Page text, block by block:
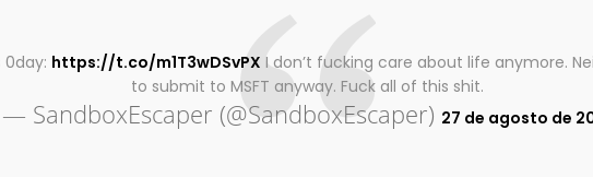
0day: https://t.co/m1T3wDSvPX I don’t fucking care about life anymore.
to submit to MSFT anyway. Fuck all of this shit.
— SandboxEscaper (@SandboxEscaper) 27 de agosto de